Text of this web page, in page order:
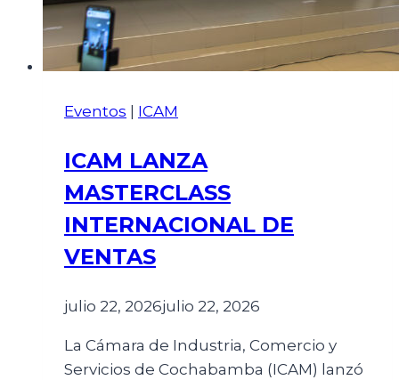
Eventos ICAM
ICAM LANZA
MASTERCLASS
INTERNACIONAL DE
VENTAS
julio 22, 2026julio 22, 2026
La Cámara de Industria, Comercio y
Servicios de Cochabamba (ICAM) lanzó